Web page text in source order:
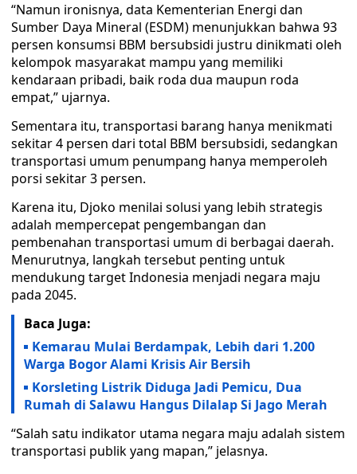
“Namun ironisnya, data Kementerian Energi dan
Sumber Daya Mineral (ESDM) menunjukkan bahwa 93
persen konsumsi BBM bersubsidi justru dinikmati oleh
kelompok masyarakat mampu yang memiliki
kendaraan pribadi, baik roda dua maupun roda
empat,” ujarnya.
Sementara itu, transportasi barang hanya menikmati
sekitar 4 persen dari total BBM bersubsidi, sedangkan
transportasi umum penumpang hanya memperoleh
porsi sekitar 3 persen.
Karena itu, Djoko menilai solusi yang lebih strategis
adalah mempercepat pengembangan dan
pembenahan transportasi umum di berbagai daerah.
Menurutnya, langkah tersebut penting untuk
mendukung target Indonesia menjadi negara maju
pada 2045.
Baca Juga:
Kemarau Mulai Berdampak, Lebih dari 1.200
Warga Bogor Alami Krisis Air Bersih
Korsleting Listrik Diduga Jadi Pemicu, Dua
Rumah di Salawu Hangus Dilalap Si Jago Merah
“Salah satu indikator utama negara maju adalah sistem
transportasi publik yang mapan,” jelasnya.